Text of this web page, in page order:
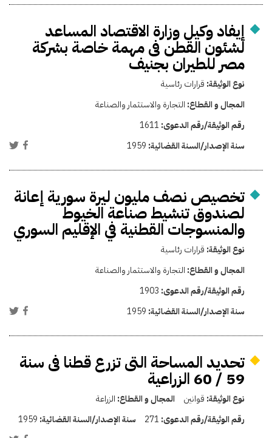
إيفاد وكيل وزارة الاقتصاد المساعد
لشئون القطن فى مهمة خاصة بشركة
مصر للطيران بجنيف
نوع الوثيقة: قرارات رئاسية
المجال و القطاع: التجارة والاستثمار والصناعة
رقم الوثيقة/رقم الدعوى: 1611
سنة الإصدار/السنة القضائية: 1959
تخصيص نصف مليون ليرة سورية إعانة
لصندوق تنشيط صناعة الخيوط
والمنسوجات القطنية في الإقليم السوري
نوع الوثيقة: قرارات رئاسية
المجال و القطاع: التجارة والاستثمار والصناعة
رقم الوثيقة/رقم الدعوى: 1903
سنة الإصدار/السنة القضائية: 1959
تحديد المساحة التى تزرع قطنا فى سنة
59 / 60 الزراعية
نوع الوثيقة: قوانين المجال و القطاع: الزراعة
رقم الوثيقة/رقم الدعوى: 271 سنة الإصدار/السنة القضائية: 1959